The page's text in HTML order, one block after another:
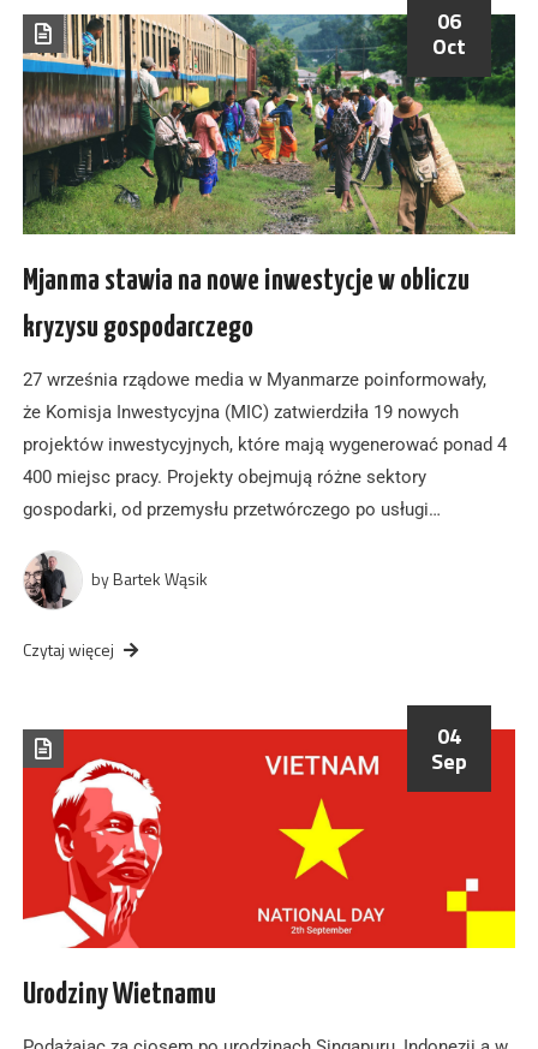
06
Oct
Mjanma stawia na nowe inwestycje w obliczu
kryzysu gospodarczego
27 września rządowe media w Myanmarze poinformowały,
że Komisja Inwestycyjna (MIC) zatwierdziła 19 nowych
projektów inwestycyjnych, które mają wygenerować ponad 4
400 miejsc pracy. Projekty obejmują różne sektory
gospodarki, od przemysłu przetwórczego po usługi…
byBartek Wąsik
Czytaj więcej
04
Sep
Urodziny Wietnamu